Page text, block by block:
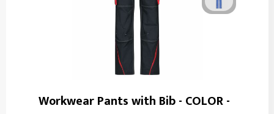
Workwear Pants with Bib - COLOR -